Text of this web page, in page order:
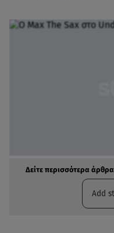
Δείτε περισσότερα
Add